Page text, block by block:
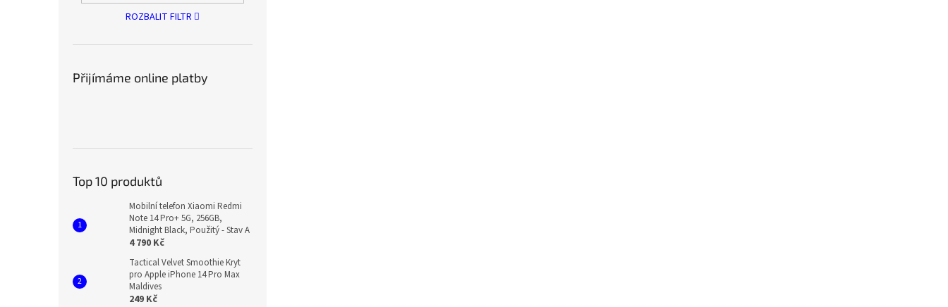
ROZBALIT FILTR
Přijímáme online platby
Top 10 produktů
Mobilní telefon Xiaomi Redmi
Note 14 Pro+ 5G, 256GB,
Midnight Black, Použitý - Stav A
4 790 Kč
Tactical Velvet Smoothie Kryt
pro Apple iPhone 14 Pro Max
Maldives
249 Kč